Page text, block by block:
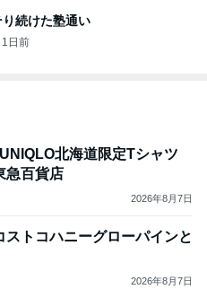
続けた塾通い
1日前
UNIQLO北海道限定Tシャツ
急百貨店
2026年8月7日
トコハニーグローパインと
2026年8月7日